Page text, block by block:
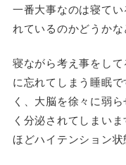
一番大事なのは寝て
れているのかどうかな
寝ながら考え事をし
に忘れてしまう睡眠
く、大脳を徐々に弱
く分泌されてしまい
ほどハイテンション状